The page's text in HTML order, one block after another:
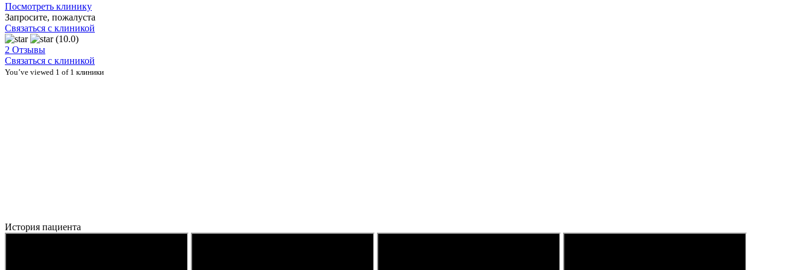
Посмотреть клинику
Запросите, пожалуста
Связаться с клиникой
(10.0)
2 Отзывы
Связаться с клиникой
You’ve viewed 1 of 1 клиники
История пациента